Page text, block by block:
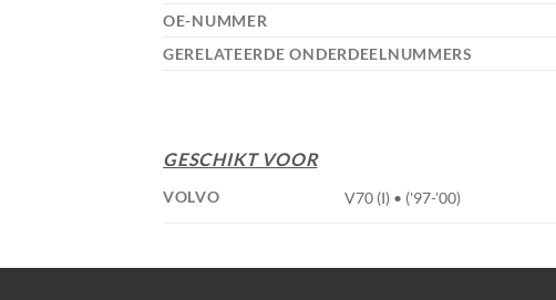
OE-NUMMER
GERELATEERDE ONDERDEELNUMMERS
GESCHIKT VOOR
VOLVO V70 (I) • ('97-'00)